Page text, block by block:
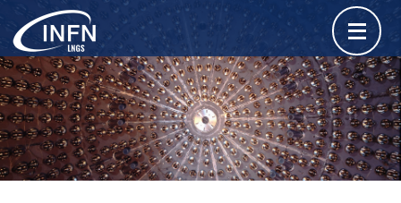
Passa
contenuto
(premi
invio)